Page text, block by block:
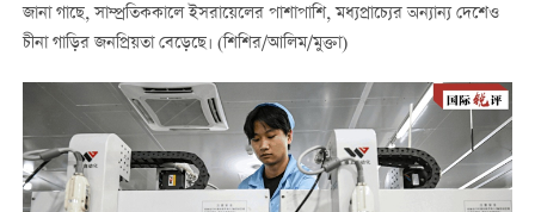
জানা গাছে, সাম্প্রতিককালে ইসরায়েলের পাশাপাশি, মধ্যপ্রাচ্যের অন্যান্য দেশেও
চীনা গাড়ির জনপ্রিয়তা বেড়েছে। (শিশির/আলিম/মুক্তা)